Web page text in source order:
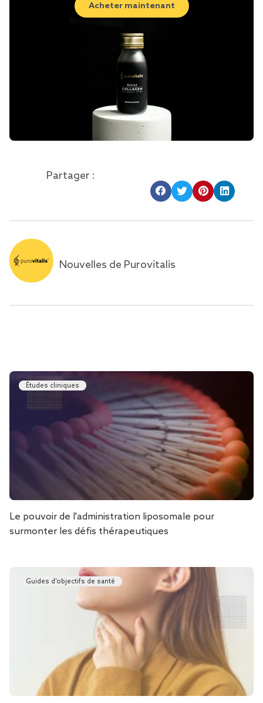
Acheter maintenant
Partager :
Nouvelles de Purovitalis
Études cliniques
Le pouvoir de l'administration liposomale pour
surmonter les défis thérapeutiques
Guides d'objectifs de santé